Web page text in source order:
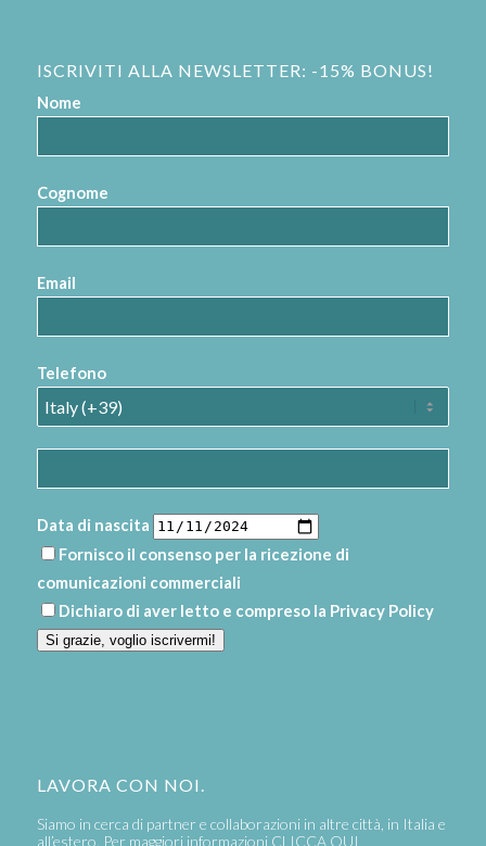
ISCRIVITI ALLA NEWSLETTER: -15% BONUS!
Nome
Cognome
Email
Telefono
Data di nascita
Fornisco il consenso per la ricezione di
comunicazioni commerciali
Dichiaro di aver letto e compreso la Privacy Policy
Si grazie, voglio iscrivermi!
LAVORA CON NOI.
Siamo in cerca di partner e collaborazioni in altre città, in Italia e
all’estero. Per maggiori informazioni CLICCA QUI